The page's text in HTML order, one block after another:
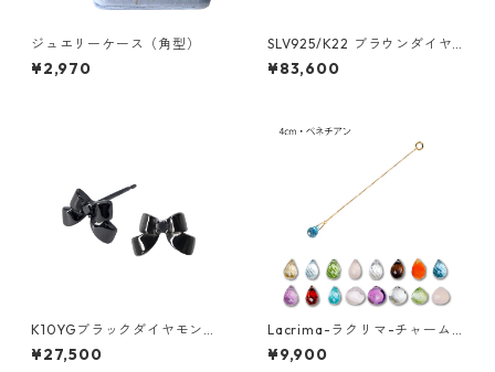
ジュエリーケース（角型）
¥2,970
SLV925/K22 ブラウンダイヤ
バングル（細）
¥83,600
K10YGブラックダイヤモンド
ピアス
¥27,500
Lacrima-ラクリマ-チャーム
（ベネチアン）
¥9,900